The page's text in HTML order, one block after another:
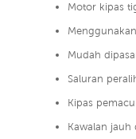
Motor kipas
Mudah
Saluran
Kipas
Kawalan jauh